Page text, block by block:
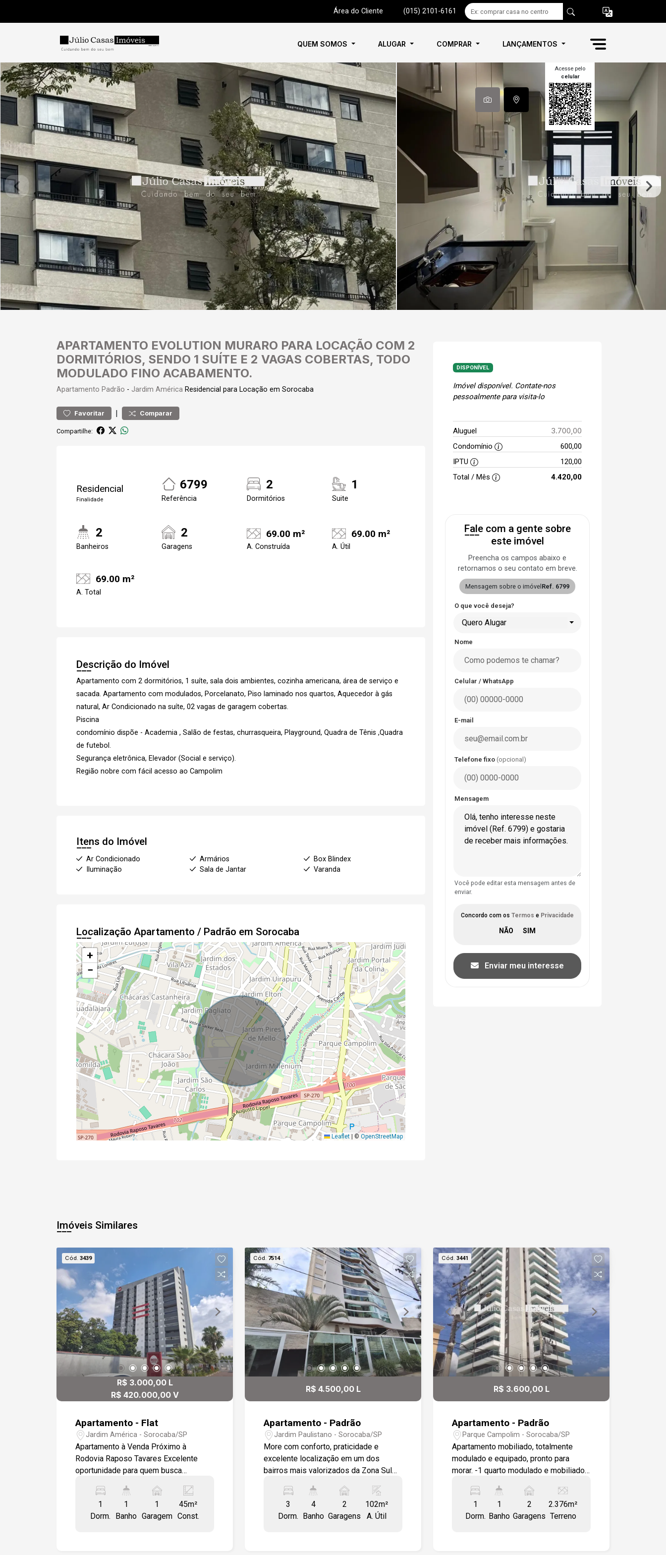
Área do Cliente (015) 2101-6161
QUEM SOMOS ALUGAR COMPRAR LANÇAMENTOS
Acesse pelo
celular
APARTAMENTO EVOLUTION MURARO PARA LOCAÇÃO COM 2
DORMITÓRIOS, SENDO 1 SUÍTE E 2 VAGAS COBERTAS, TODO
MODULADO FINO ACABAMENTO.
Apartamento Padrão - Jardim América Residencial para Locação em Sorocaba
Favoritar | Comparar
Compartilhe:
Residencial
Finalidade
6799
Referência
2
Dormitórios
1
Suite
2
Banheiros
2
Garagens
69.00 m²
A. Construída
69.00 m²
A. Útil
69.00 m²
A. Total
Descrição do Imóvel
Apartamento com 2 dormitórios, 1 suíte, sala dois ambientes, cozinha americana, área de serviço e
sacada. Apartamento com modulados, Porcelanato, Piso laminado nos quartos, Aquecedor à gás
natural, Ar Condicionado na suíte, 02 vagas de garagem cobertas.
Piscina
condomínio dispõe - Academia , Salão de festas, churrasqueira, Playground, Quadra de Tênis ,Quadra
de futebol.
Segurança eletrônica, Elevador (Social e serviço).
Região nobre com fácil acesso ao Campolim
Itens do Imóvel
Ar Condicionado Armários
Box Blindex
Iluminação
Sala de Jantar Varanda
Localização Apartamento / Padrão em Sorocaba
+
−
Leaflet | © OpenStreetMap
DISPONÍVEL
Imóvel disponível. Contate-nos
pessoalmente para visita-lo
Aluguel 3.700,00
Condomínio
600,00
IPTU
120,00
Total / Mês
4.420,00
Fale com a gente sobre
este imóvel
Preencha os campos abaixo e
retornamos o seu contato em breve.
Mensagem sobre o imóvel Ref. 6799
O que você deseja?
Quero Alugar
Nome
Celular / WhatsApp
E-mail
Telefone fixo (opcional)
Mensagem
Você pode editar esta mensagem antes de
enviar.
Concordo com os Termos e Privacidade
Enviar meu interesse
Imóveis Similares
Cód. 3439
R$ 3.000,00 L
R$ 420.000,00 V
Apartamento - Flat
Jardim América - Sorocaba/SP
Apartamento à Venda Próximo à
Rodovia Raposo Tavares Excelente
oportunidade para quem busca
restaurantes, escolas e principais
avenidas da cidade. Este apartamento
oferece 44,8 m² de ambientes
1
Dorm.
1
Banho
1
Garagem
45m²
Const.
Cód. 7514
R$ 4.500,00 L
Apartamento - Padrão
Jardim Paulistano - Sorocaba/SP
More com conforto, praticidade e
excelente localização em um dos
bairros mais valorizados da Zona Sul
ambientes amplos, armários planejados
e varanda gourmet, ideal para quem
busca qualidade de vida e fácil acesso
3
Dorm.
4
Banho
2
Garagens
102m²
A. Útil
Cód. 3441
R$ 3.600,00 L
Apartamento - Padrão
Parque Campolim - Sorocaba/SP
Apartamento mobiliado, totalmente
modulado e equipado, pronto para
morar. -1 quarto modulado e mobiliado -
Cozinha modulada e equipada -
Banheiro com box em vidro e gabinete -
Piso em porcelanato -Ar-condicionado
1
Dorm.
1
Banho
2
Garagens
2.376m²
Terreno